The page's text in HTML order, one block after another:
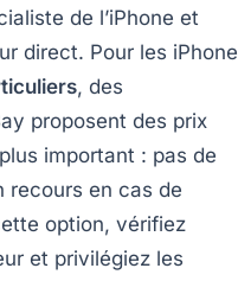
de l’iPhone et
direct. Pour les iPhone
, des
proposent des prix
important : pas de
recours en cas de
option, vérifiez
et privilégiez les